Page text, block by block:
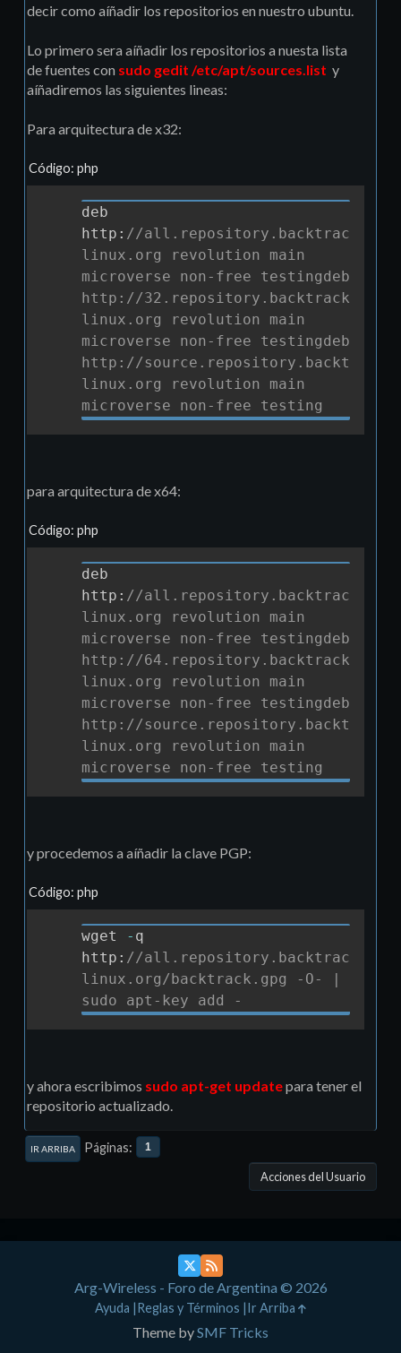
decir como aíñadir los repositorios en nuestro ubuntu.
Lo primero sera aíñadir los repositorios a nuesta lista
de fuentes con sudo gedit /etc/apt/sources.list y
aíñadiremos las siguientes lineas:
Para arquitectura de x32:
Código: php
deb
http : //all.repository.backtrack-
linux.org revolution main
microverse non-free testingdeb
http://32.repository.backtrack-
linux.org revolution main
microverse non-free testingdeb
http://source.repository.backtrack-
linux.org revolution main
microverse non-free testing
para arquitectura de x64:
Código: php
deb
http : //all.repository.backtrack-
linux.org revolution main
microverse non-free testingdeb
http://64.repository.backtrack-
linux.org revolution main
microverse non-free testingdeb
http://source.repository.backtrack-
linux.org revolution main
microverse non-free testing
y procedemos a aíñadir la clave PGP:
Código: php
wget - q
http : //all.repository.backtrack-
linux.org/backtrack.gpg -O- |
sudo apt-key add -
y ahora escribimos sudo apt-get updatepara tener el
repositorio actualizado.
IR ARRIBA Páginas 1
Acciones del Usuario
Theme bySMF Tricks
Arg-Wireless - Foro de Argentina © 2026
Ayuda Reglas y Términos Ir Arriba